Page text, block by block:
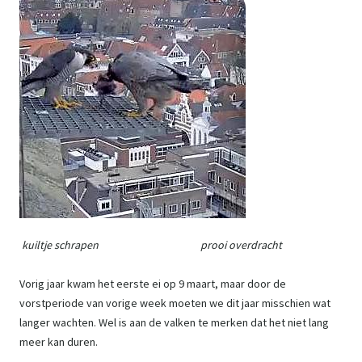
kuiltje schrapen prooi overdracht
Vorig jaar kwam het eerste ei op 9 maart, maar door de
vorstperiode van vorige week moeten we dit jaar misschien wat
langer wachten. Wel is aan de valken te merken dat het niet lang
meer kan duren.